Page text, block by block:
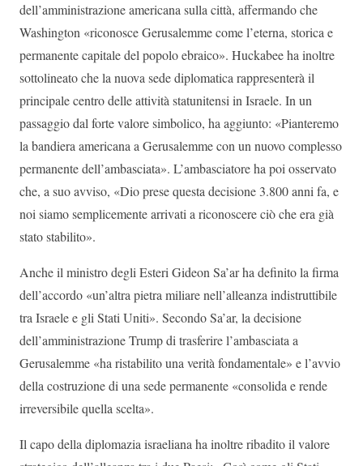
dell’amministrazione americana sulla città, affermando che
Washington «riconosce Gerusalemme come l’eterna, storica e
permanente capitale del popolo ebraico». Huckabee ha inoltre
sottolineato che la nuova sede diplomatica rappresenterà il
principale centro delle attività statunitensi in Israele. In un
passaggio dal forte valore simbolico, ha aggiunto: «Pianteremo
la bandiera americana a Gerusalemme con un nuovo complesso
permanente dell’ambasciata». L’ambasciatore ha poi osservato
che, a suo avviso, «Dio prese questa decisione 3.800 anni fa, e
noi siamo semplicemente arrivati a riconoscere ciò che era già
stato stabilito».
Anche il ministro degli Esteri Gideon Sa’ar ha definito la firma
dell’accordo «un’altra pietra miliare nell’alleanza indistruttibile
tra Israele e gli Stati Uniti». Secondo Sa’ar, la decisione
dell’amministrazione Trump di trasferire l’ambasciata a
Gerusalemme «ha ristabilito una verità fondamentale» e l’avvio
della costruzione di una sede permanente «consolida e rende
irreversibile quella scelta».
Il capo della diplomazia israeliana ha inoltre ribadito il valore